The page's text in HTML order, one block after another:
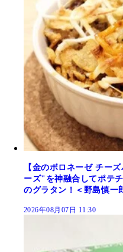
【金のボロネーゼ チー
ーズ"を神融合してポテ
のグラタン！＜野島慎一
2026年08月07日 11:30